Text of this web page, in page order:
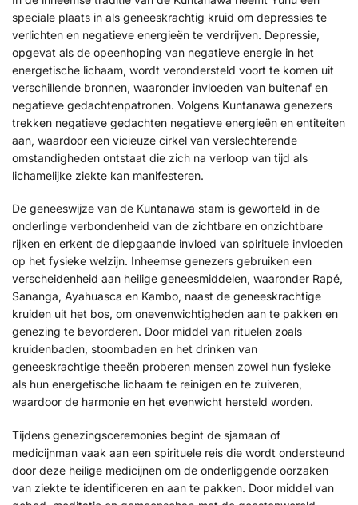
speciale plaats in als geneeskrachtig kruid om depressies te
verlichten en negatieve energieën te verdrijven. Depressie,
opgevat als de opeenhoping van negatieve energie in het
energetische lichaam, wordt verondersteld voort te komen uit
verschillende bronnen, waaronder invloeden van buitenaf en
negatieve gedachtenpatronen. Volgens Kuntanawa genezers
trekken negatieve gedachten negatieve energieën en entiteiten
aan, waardoor een vicieuze cirkel van verslechterende
omstandigheden ontstaat die zich na verloop van tijd als
lichamelijke ziekte kan manifesteren.
De geneeswijze van de Kuntanawa stam is geworteld in de
onderlinge verbondenheid van de zichtbare en onzichtbare
rijken en erkent de diepgaande invloed van spirituele invloeden
op het fysieke welzijn. Inheemse genezers gebruiken een
verscheidenheid aan heilige geneesmiddelen, waaronder Rapé,
Sananga, Ayahuasca en Kambo, naast de geneeskrachtige
kruiden uit het bos, om onevenwichtigheden aan te pakken en
genezing te bevorderen. Door middel van rituelen zoals
kruidenbaden, stoombaden en het drinken van
geneeskrachtige theeën proberen mensen zowel hun fysieke
als hun energetische lichaam te reinigen en te zuiveren,
waardoor de harmonie en het evenwicht hersteld worden.
Tijdens genezingsceremonies begint de sjamaan of
medicijnman vaak aan een spirituele reis die wordt ondersteund
door deze heilige medicijnen om de onderliggende oorzaken
van ziekte te identificeren en aan te pakken. Door middel van